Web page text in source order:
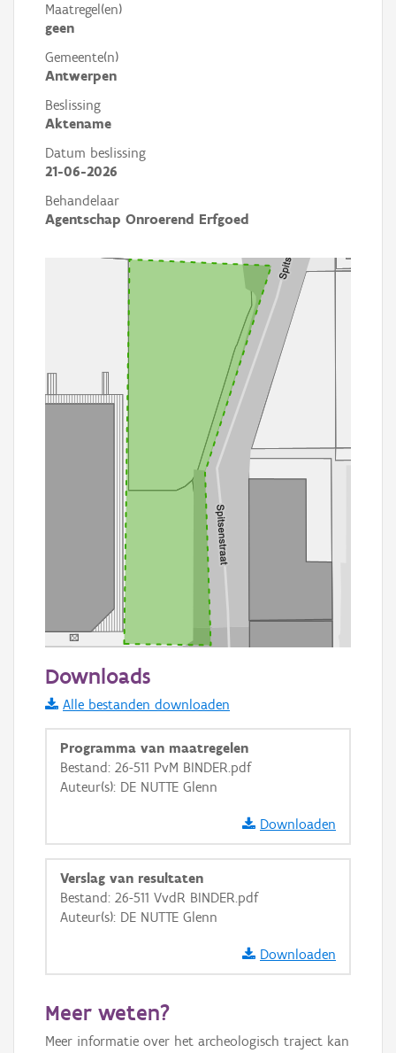
Maatregel(en)
geen
Gemeente(n)
Antwerpen
Beslissing
Aktename
Datum beslissing
21-06-2026
Behandelaar
Agentschap Onroerend Erfgoed
Informatie Vlaanderen
i
+ −
Basis Lagen
GRB-Basiskaart
GRB-Basiskaart in grijswaarden
Downloads
Alle bestanden downloaden
Programma van maatregelen
Bestand: 26-511 PvM BINDER.pdf
Auteur(s): DE NUTTE Glenn
Downloaden
Verslag van resultaten
Bestand: 26-511 VvdR BINDER.pdf
Auteur(s): DE NUTTE Glenn
Downloaden
Meer weten?
Meer informatie over het archeologisch traject kan